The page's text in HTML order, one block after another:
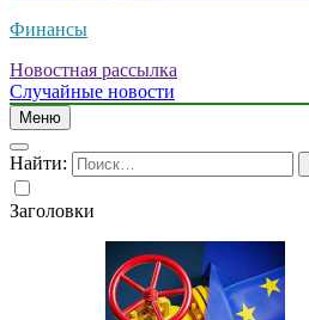
Финансы
Новостная рассылка
Случайные новости
Меню
Найти:
Заголовки